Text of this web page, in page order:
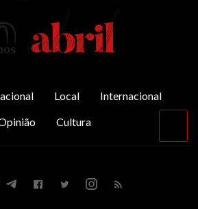
Local
Internacional
Cultura